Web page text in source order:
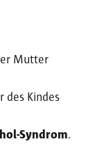
Mutter
des Kindes
Syndrom.